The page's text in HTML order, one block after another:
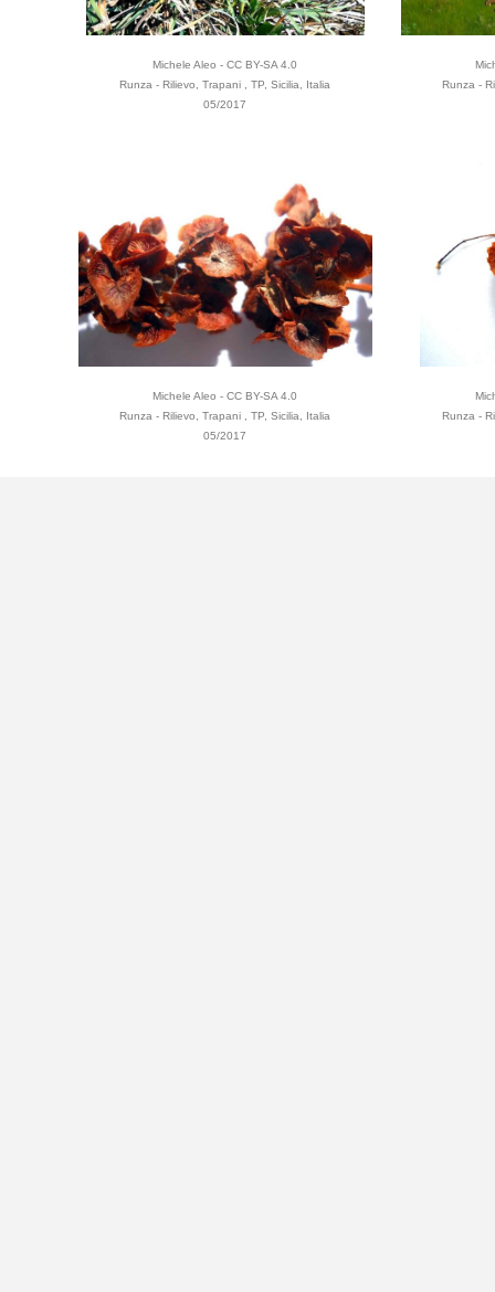
Michele Aleo - CC BY-SA 4.0
Runza - Rilievo, Trapani , TP, Sicilia, Italia
05/2017
Runza -
Michele Aleo - CC BY-SA 4.0
Runza - Rilievo, Trapani , TP, Sicilia, Italia
05/2017
Runza -